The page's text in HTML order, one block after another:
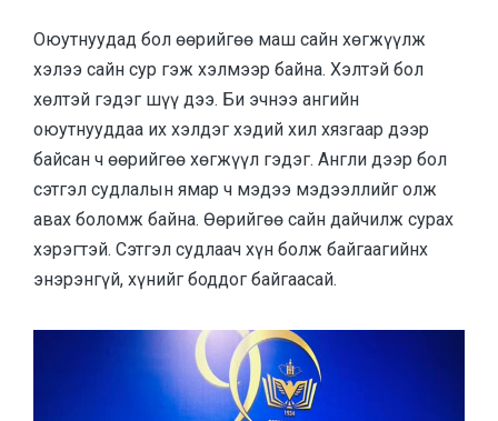
Оюутнуудад бол өөрийгөө маш сайн хөгжүүлж
хэлээ сайн сур гэж хэлмээр байна. Хэлтэй бол
хөлтэй гэдэг шүү дээ. Би эчнээ ангийн
оюутнууддаа их хэлдэг хэдий хил хязгаар дээр
байсан ч өөрийгөө хөгжүүл гэдэг. Англи дээр бол
сэтгэл судлалын ямар ч мэдээ мэдээллийг олж
авах боломж байна. Өөрийгөө сайн дайчилж сурах
хэрэгтэй. Сэтгэл судлаач хүн болж байгаагийнх
энэрэнгүй, хүнийг боддог байгаасай.